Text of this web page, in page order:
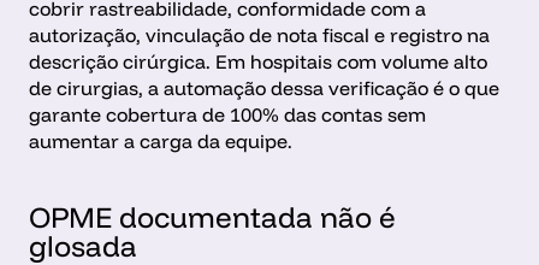
cobrir rastreabilidade, conformidade com a
autorização, vinculação de nota fiscal e registro na
descrição cirúrgica. Em hospitais com volume alto
de cirurgias, a automação dessa verificação é o que
garante cobertura de 100% das contas sem
aumentar a carga da equipe.
OPME documentada não é
glosada